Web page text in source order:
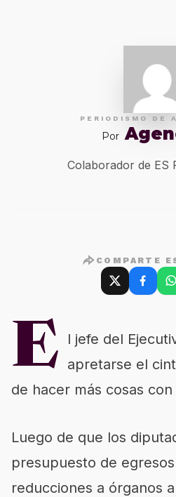
PERIODISMO DE
Por
Colaborador de ES
COMPARTE
E
l jefe del
apretarse el
de hacer más cosas
Luego de que los
presupuesto de
reducciones a órganos